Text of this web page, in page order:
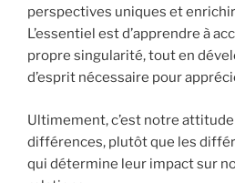
perspectives uniques et
L’essentiel est d’apprendre à
propre singularité, tout en
d’esprit nécessaire pour
Ultimement, c’est notre
différences, plutôt que les
qui détermine leur impact sur